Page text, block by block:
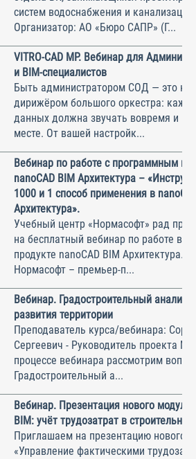
систем водоснабжения и канализации
Организатор: АО «Бюро САПР» (Г...
VITRO-CAD MP. Вебинар для
и BIM-специалистов
Быть администратором СОД — это
дирижёром большого оркестра:
данных должна звучать вовремя и в
месте. От вашей настройк...
Вебинар по работе с программным
nanoCAD BIM Архитектура –
1000 и 1 способ применения в
Архитектура».
Учебный центр «Нормасофт» рад
на бесплатный вебинар по работе в
продукте nanoCAD BIM Архитектура.
Нормасофт – премьер-п...
Вебинар. Градостроительный анализ
развития территории
Преподаватель курса/вебинара:
Сергеевич - Руководитель проекта
процессе вебинара рассмотрим
Градостроительный а...
Вебинар. Презентация нового модуля
BIM: учёт трудозатрат в
Приглашаем на презентацию нового
«Управление фактическими